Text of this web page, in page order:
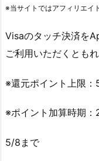
※当サイトではアフィリエイ
Visaのタッチ決済を
ご利用いただくとも
※還元ポイント上限
※ポイント加算時期
5/8まで